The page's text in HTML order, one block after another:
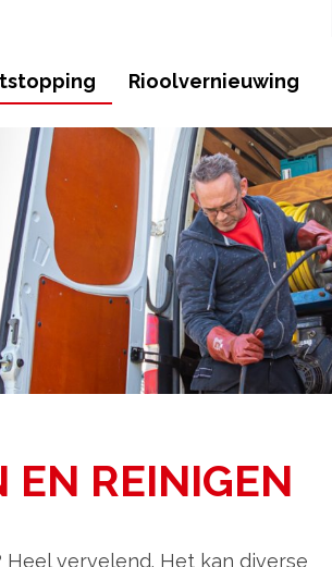
Rioolvernieuwing
EN REINIGEN
vervelend. Het kan diverse